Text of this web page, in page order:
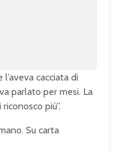
cacciata di
parlato per mesi. La
più”.
Su carta